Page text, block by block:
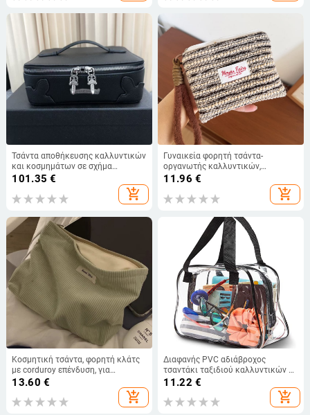
Τσάντα αποθήκευσης καλλυντικών
και κοσμημάτων σε σχήμα
σταυρού, vintage δερμάτινη,
φορητή για οικιακή χρήση, δέρμα
πρώτου στρώματος, unisex
101.35 €
add_shopping_cart
Γυναικεία φορητή τσάντα-
οργανωτής καλλυντικών,
εξωτερικά πολυεστερικό με
επένδυση πολυεστέρα, κλείσιμο με
φερμουάρ, επεκτάσιμη και
11.96 €
add_shopping_cart
Κοσμητική τσάντα, φορητή κλάτς
με corduroy επένδυση, για
γυναίκες, μάρκα Unique,
13.60 €
add_shopping_cart
Διαφανής PVC αδιάβροχος
τσαντάκι ταξιδιού καλλυντικών με
διαχωρισμό στεγνό-υγρό, ελαφρύ,
11.22 €
add_shopping_cart